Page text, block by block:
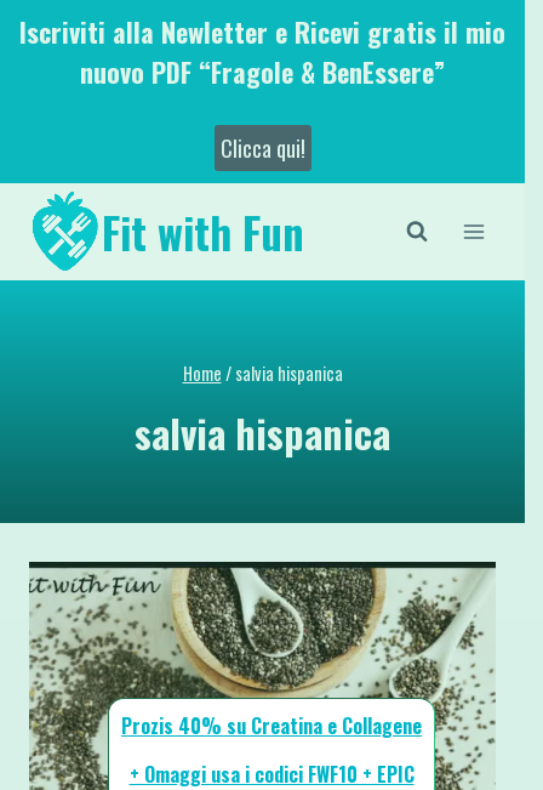
SaltaIscriviti alla Newletter e Ricevi gratis il mio
nuovo PDF “Fragole & BenEssere”
Clicca qui!
Fit with Fun
Home/ salvia hispanica
salvia hispanica
Prozis 40% su Creatina e Collagene
+ Omaggi usa i codici FWF10 + EPIC